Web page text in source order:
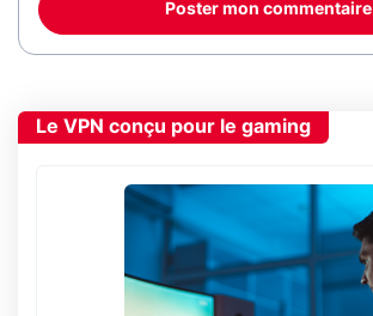
Poster mon commentaire
Le VPN conçu pour le gaming